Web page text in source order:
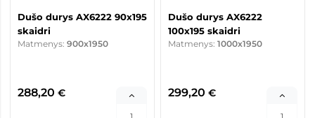
Dušo durys AX6222 90x195
skaidri
Matmenys: 900x1950
288,20 €
Dušo durys AX6222
100x195 skaidri
Matmenys: 1000x1950
299,20 €